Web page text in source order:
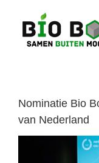
inhoud
Nominatie Bio
van Nederland